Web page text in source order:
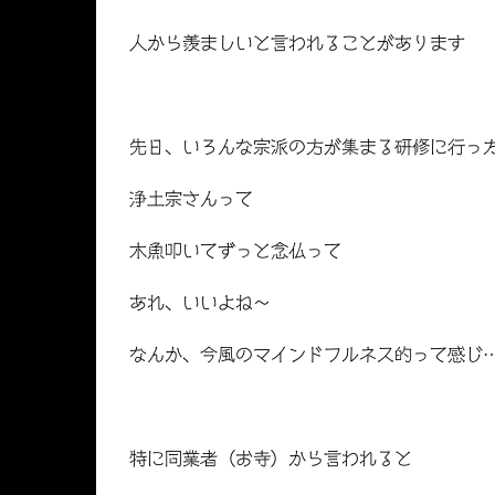
人から羨ましいと言われることがあります
先日、いろんな宗派の方が集まる研修に行っ
浄土宗さんって
木魚叩いてずっと念仏って
あれ、いいよね～
なんか、今風のマインドフルネス的って感じ
特に同業者（お寺）から言われると